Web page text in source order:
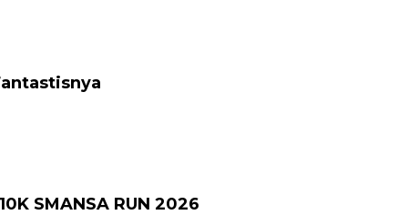
SMANSA RUN 2026